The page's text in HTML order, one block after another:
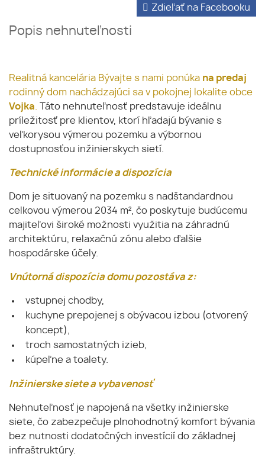
Popis nehnuteľnosti
Zdieľať na Facebooku
Realitná kancelária Bývajte s nami ponúka na predaj
rodinný dom nachádzajúci sa v pokojnej lokalite obce
Vojka
Táto nehnuteľnosť predstavuje ideálnu
príležitosť pre klientov, ktorí hľadajú bývanie s
veľkorysou výmerou pozemku a výbornou
dostupnosťou inžinierskych sietí.
Technické informácie a dispozícia
Dom je situovaný na pozemku s nadštandardnou
celkovou výmerou 2034 m², čo poskytuje budúcemu
majiteľovi široké možnosti využitia na záhradnú
architektúru, relaxačnú zónu alebo ďalšie
hospodárske účely.
Vnútorná dispozícia domu pozostáva z:
vstupnej chodby,
kuchyne prepojenej s obývacou izbou (otvorený
koncept),
troch samostatných izieb,
kúpeľne a toalety.
Inžinierske siete a vybavenosť
Nehnuteľnosť je napojená na všetky inžinierske
siete, čo zabezpečuje plnohodnotný komfort bývania
bez nutnosti dodatočných investícií do základnej
infraštruktúry.